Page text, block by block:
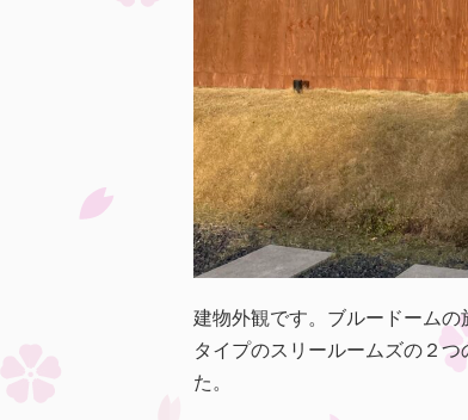
建物外観です。ブルードーム
タイプのスリールームズの２
た。